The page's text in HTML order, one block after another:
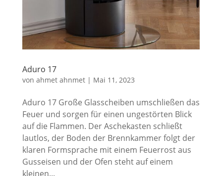
Aduro 17
von ahmet ahnmet| Mai 11, 2023
Aduro 17 Große Glasscheiben umschließen das
Feuer und sorgen für einen ungestörten Blick
auf die Flammen. Der Aschekasten schließt
lautlos, der Boden der Brennkammer folgt der
klaren Formsprache mit einem Feuerrost aus
Gusseisen und der Ofen steht auf einem
kleinen...